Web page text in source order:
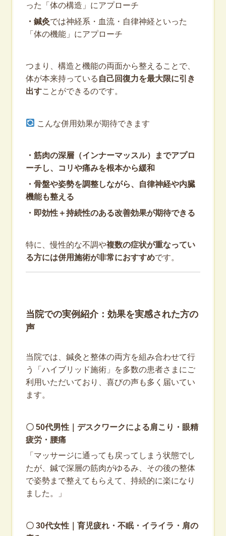
った「体の構造」にアプローチ
・鍼灸では神経系・血流・自律神経といった
「体の機能」にアプローチ
つまり、構造と機能の両面から整えることで、
体が本来持っている 自己回復力を最大限に引き
出すことができるのです。
こんな併用効果が期待できます
・筋肉の深層（インナーマッスル）までアプロ
ーチし、コリや痛みを根本から緩和
・骨盤や姿勢を調整しながら、自律神経や内臓
機能も整える
・即効性＋持続性のある改善効果が期待できる
特に、慢性的な不調や複数の症状が重なってい
る方には併用施術が非常におすすめです。
当院での実例紹介：効果を実感された方の
声
当院では、鍼灸と整体の両方を組み合わせて行
う「ハイブリッド施術」を多数の患者さまにご
利用いただいており、喜びの声も多く届いてい
ます。
〇 50代男性｜デスクワークによる肩こり・眼精
疲労・腰痛
「マッサージに通っても戻ってしまう状態でし
たが、鍼で深層の筋肉がゆるみ、その後の整体
で姿勢まで整えてもらえて、持続的に楽になり
ました。」
〇 30代女性｜育児疲れ・不眠・イライラ・肩の